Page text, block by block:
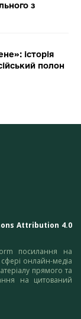
з
історія
полон
Attribution 4.0
посилання на
сфері онлайн-медіа
прямого та
на цитований